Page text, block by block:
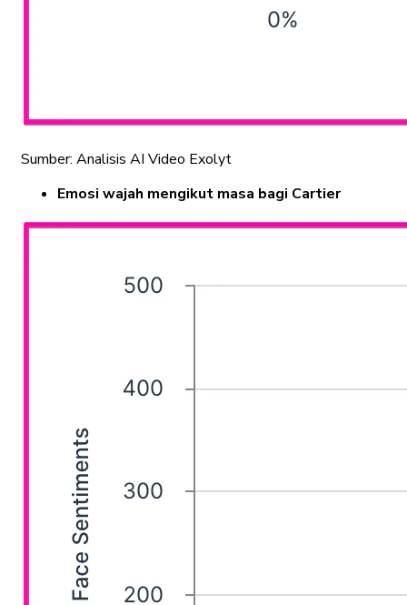
Sumber: Analisis AI Video Exolyt
Emosi wajah mengikut masa bagi Cartier